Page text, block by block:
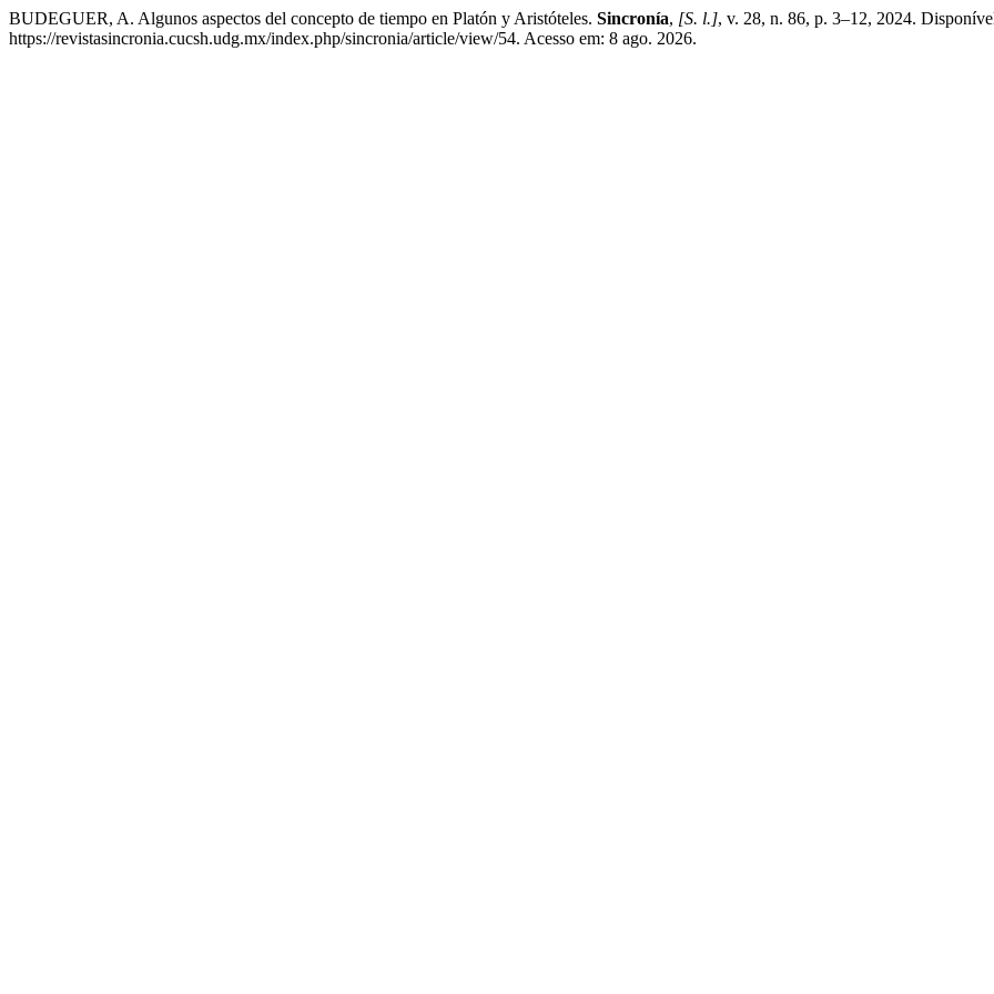
BUDEGUER, A. Algunos aspectos del concepto de tiempo en Platón y Aristóteles. Sincronía, [S. l.], v. 28, n. 86, p. 3–12, 2024.
https://revistasincronia.cucsh.udg.mx/index.php/sincronia/article/view/54. Acesso em: 8 ago. 2026.